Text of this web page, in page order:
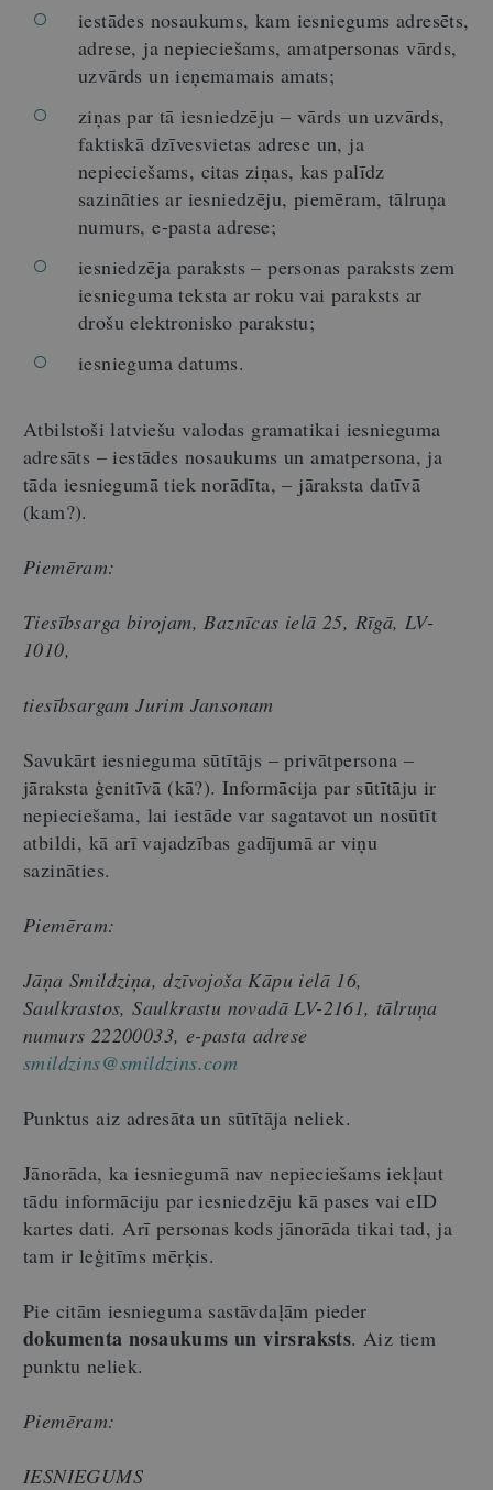
iestādes nosaukums, kam iesniegums adresēts,
adrese, ja nepieciešams, amatpersonas vārds,
uzvārds un ieņemamais amats;
ziņas par tā iesniedzēju – vārds un uzvārds,
faktiskā dzīvesvietas adrese un, ja
nepieciešams, citas ziņas, kas palīdz
sazināties ar iesniedzēju, piemēram, tālruņa
numurs, e-pasta adrese;
iesniedzēja paraksts – personas paraksts zem
iesnieguma teksta ar roku vai paraksts ar
drošu elektronisko parakstu;
iesnieguma datums.
Atbilstoši latviešu valodas gramatikai iesnieguma
adresāts – iestādes nosaukums un amatpersona, ja
tāda iesniegumā tiek norādīta, – jāraksta datīvā
(kam?).
Piemēram:
Tiesībsarga birojam, Baznīcas ielā 25, Rīgā, LV-
1010,
tiesībsargam Jurim Jansonam
Savukārt iesnieguma sūtītājs – privātpersona –
jāraksta ģenitīvā (kā?). Informācija par sūtītāju ir
nepieciešama, lai iestāde var sagatavot un nosūtīt
atbildi, kā arī vajadzības gadījumā ar viņu
sazināties.
Piemēram:
Jāņa Smildziņa, dzīvojoša Kāpu ielā 16,
Saulkrastos, Saulkrastu novadā LV-2161, tālruņa
numurs 22200033, e-pasta adrese
smildzins@smildzins.com
Punktus aiz adresāta un sūtītāja neliek.
Jānorāda, ka iesniegumā nav nepieciešams iekļaut
tādu informāciju par iesniedzēju kā pases vai eID
kartes dati. Arī personas kods jānorāda tikai tad, ja
tam ir leģitīms mērķis.
Pie citām iesnieguma sastāvdaļām pieder
dokumenta nosaukums un virsraksts. Aiz tiem
punktu neliek.
Piemēram:
IESNIEGUMS